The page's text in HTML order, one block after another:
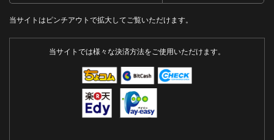
当サイトはピンチアウトで拡大してご覧いただけます。
当サイトでは様々な決済方法をご使用いただけます。